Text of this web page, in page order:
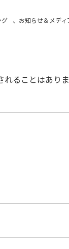
グ 、 お知らせ＆メディ
ることはありま